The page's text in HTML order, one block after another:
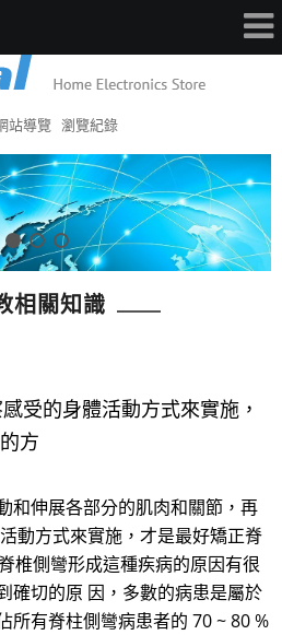
站導覽 瀏覽紀錄
相關知識
受的身體活動方式來實施，
方
和伸展各部分的肌肉和關節，再
動方式來實施，才是最好矯正脊
椎側彎形成這種疾病的原因有很
確切的原 因，多數的病患是屬於
所有脊柱側彎病患者的 70 ~ 80 %